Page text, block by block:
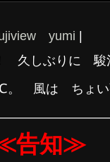
yumi |
久しぶりに 駿
。 風は ちょい
告知≫